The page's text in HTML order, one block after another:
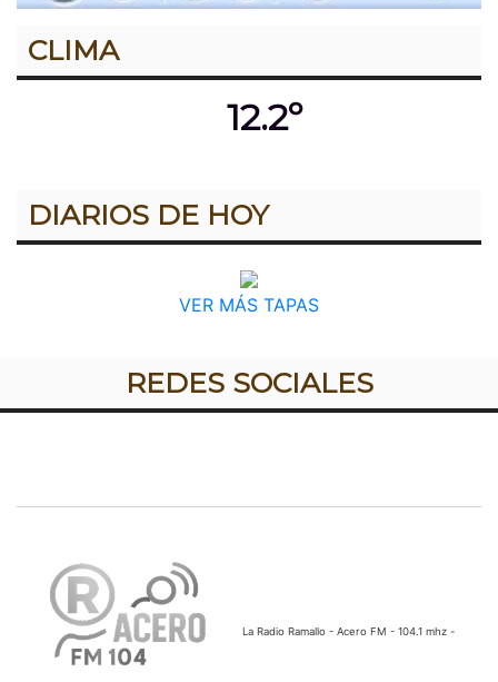
CLIMA
12.2º
DIARIOS DE HOY
VER MÁS TAPAS
REDES SOCIALES
La Radio Ramallo - Acero FM - 104.1 mhz -